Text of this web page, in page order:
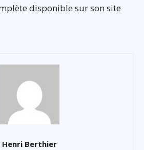
disponible sur son site
Henri Berthier